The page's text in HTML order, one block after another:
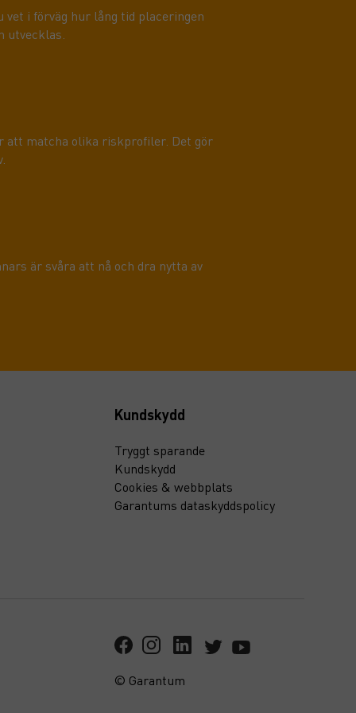
i förväg hur lång tid placeringen
utvecklas.
att matcha olika riskprofiler. Det gör
är svåra att nå och dra nytta av
Kundskydd
Tryggt sparande
Kundskydd
Cookies & webbplats
Garantums dataskyddspolicy
© Garantum